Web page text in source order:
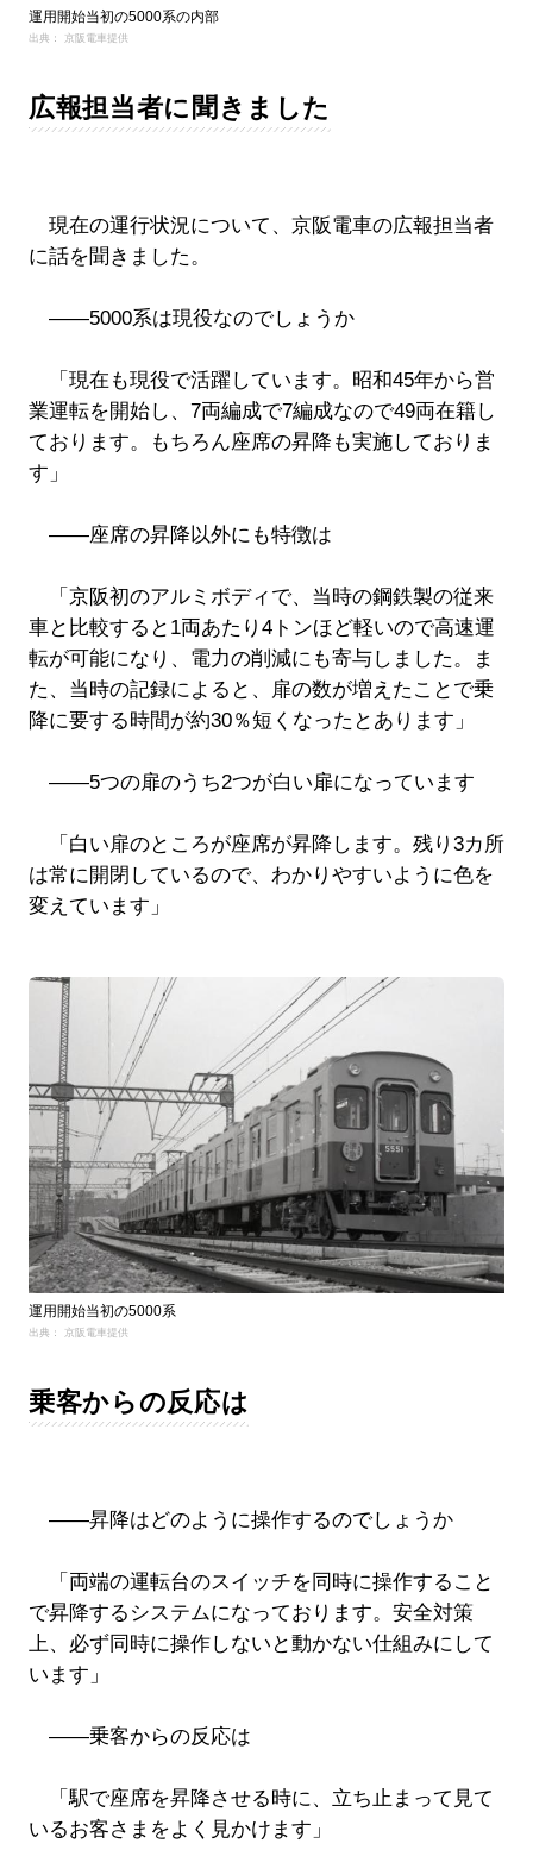
運用開始当初の5000系の内部
出典： 京阪電車提供
広報担当者に聞きました
現在の運行状況について、京阪電車の広報担当者
に話を聞きました。
――5000系は現役なのでしょうか
「現在も現役で活躍しています。昭和45年から営
業運転を開始し、7両編成で7編成なので49両在籍し
ております。もちろん座席の昇降も実施しておりま
す」
――座席の昇降以外にも特徴は
「京阪初のアルミボディで、当時の鋼鉄製の従来
車と比較すると1両あたり4トンほど軽いので高速運
転が可能になり、電力の削減にも寄与しました。ま
た、当時の記録によると、扉の数が増えたことで乗
降に要する時間が約30％短くなったとあります」
――5つの扉のうち2つが白い扉になっています
「白い扉のところが座席が昇降します。残り3カ所
は常に開閉しているので、わかりやすいように色を
変えています」
運用開始当初の5000系
出典： 京阪電車提供
乗客からの反応は
――昇降はどのように操作するのでしょうか
「両端の運転台のスイッチを同時に操作すること
で昇降するシステムになっております。安全対策
上、必ず同時に操作しないと動かない仕組みにして
います」
――乗客からの反応は
「駅で座席を昇降させる時に、立ち止まって見て
いるお客さまをよく見かけます」